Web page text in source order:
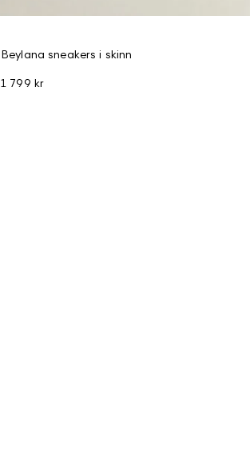
Beylana sneakers i skinn
1 799 kr